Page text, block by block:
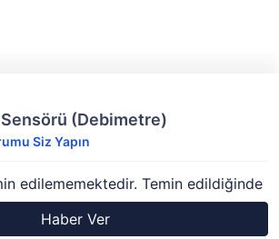
(Debimetre)
Siz Yapın
edilememektedir. Temin edildiğinde
Haber Ver